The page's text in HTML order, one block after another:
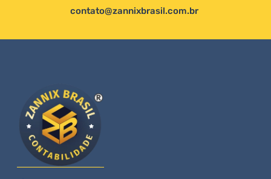
contato@zannixbrasil.com.br